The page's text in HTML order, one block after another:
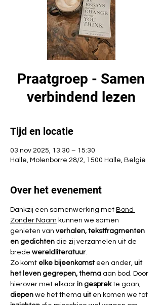
Praatgroep - Samen
verbindend lezen
Tijd en locatie
03 nov 2025, 13:30 – 15:30
Halle, Molenborre 28/2, 1500 Halle, België
Over het evenement
Dankzij een samenwerking met Bond
Zonder Naam kunnen we samen
genieten van verhalen, tekstfragmenten
en gedichten die zij verzamelen uit de
brede wereldliteratuur.
Zo komt elke bijeenkomst een ander, uit
het leven gegrepen, thema aan bod. Door
hierover met elkaar in gesprek te gaan,
diepen we het thema uit en komen we tot